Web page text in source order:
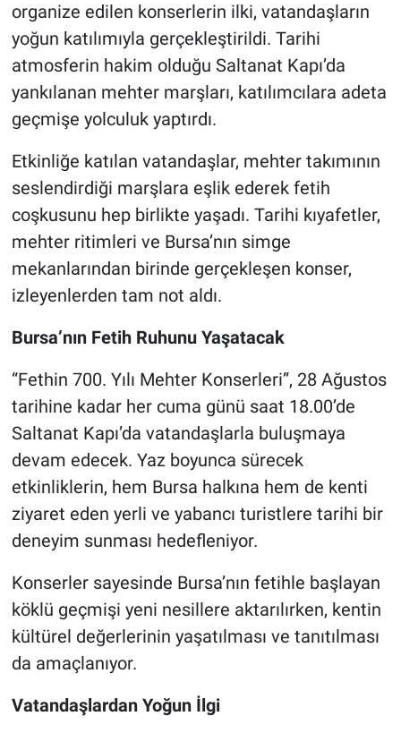
organize edilen konserlerin ilki, vatandaşların
yoğun katılımıyla gerçekleştirildi. Tarihi
atmosferin hakim olduğu Saltanat Kapı’da
yankılanan mehter marşları, katılımcılara adeta
geçmişe yolculuk yaptırdı.
Etkinliğe katılan vatandaşlar, mehter takımının
seslendirdiği marşlara eşlik ederek fetih
coşkusunu hep birlikte yaşadı. Tarihi kıyafetler,
mehter ritimleri ve Bursa’nın simge
mekanlarından birinde gerçekleşen konser,
izleyenlerden tam not aldı.
Bursa’nın Fetih Ruhunu Yaşatacak
“Fethin 700. Yılı Mehter Konserleri”, 28 Ağustos
tarihine kadar her cuma günü saat 18.00’de
Saltanat Kapı’da vatandaşlarla buluşmaya
devam edecek. Yaz boyunca sürecek
etkinliklerin, hem Bursa halkına hem de kenti
ziyaret eden yerli ve yabancı turistlere tarihi bir
deneyim sunması hedefleniyor.
Konserler sayesinde Bursa’nın fetihle başlayan
köklü geçmişi yeni nesillere aktarılırken, kentin
kültürel değerlerinin yaşatılması ve tanıtılması
da amaçlanıyor.
Vatandaşlardan Yoğun İlgi